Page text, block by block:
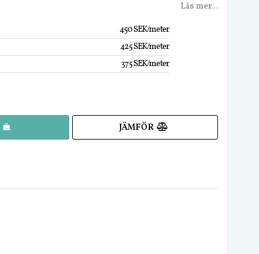
Läs mer...
450 SEK/meter
425 SEK/meter
375 SEK/meter
JÄMFÖR